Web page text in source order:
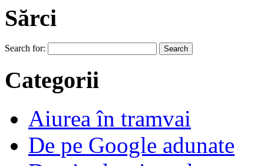
Sărci
Search for:
Categorii
Aiurea în tramvai
De pe Google adunate